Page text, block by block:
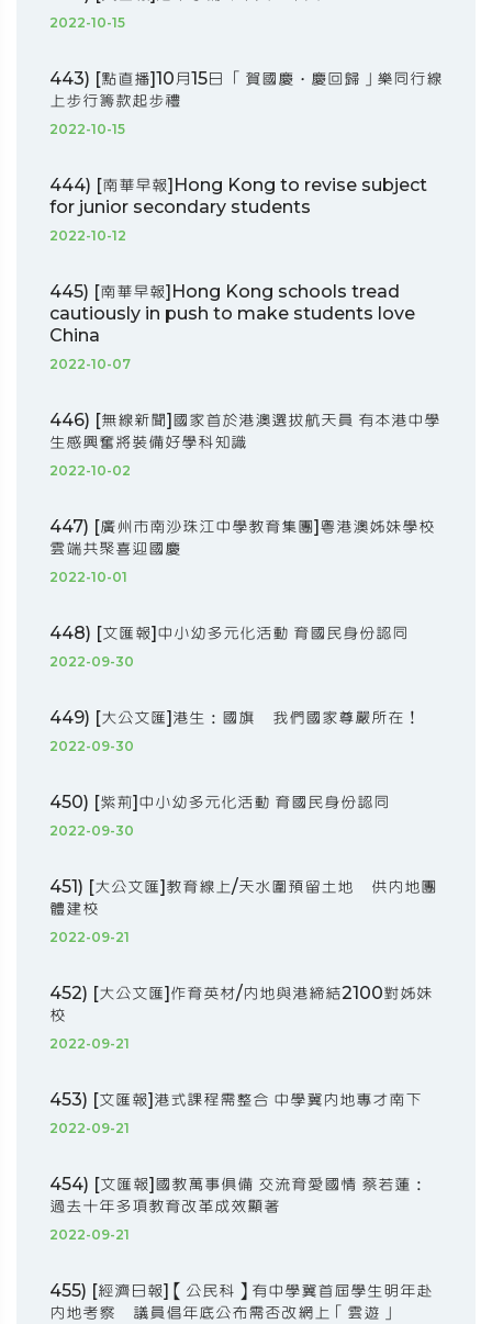
2022-10-15
443) [點直播]10月15日 「賀國慶‧慶回歸」樂同行線
上步行籌款起步禮
2022-10-15
444) [南華早報]Hong Kong to revise subject
for junior secondary students
2022-10-12
445) [南華早報]Hong Kong schools tread
cautiously in push to make students love
China
2022-10-07
446) [無線新聞]國家首於港澳選拔航天員 有本港中學
生感興奮將裝備好學科知識
2022-10-02
447) [廣州市南沙珠江中學教育集團]粵港澳姊妹學校
雲端共聚喜迎國慶
2022-10-01
448) [文匯報]中小幼多元化活動 育國民身份認同
2022-09-30
449) [大公文匯]港生：國旗 我們國家尊嚴所在！
2022-09-30
450) [紫荊]中小幼多元化活動 育國民身份認同
2022-09-30
451) [大公文匯]教育線上/天水圍預留土地 供內地團
體建校
2022-09-21
452) [大公文匯]作育英材/內地與港締結2100對姊妹
校
2022-09-21
453) [文匯報]港式課程需整合 中學冀內地專才南下
2022-09-21
454) [文匯報]國教萬事俱備 交流育愛國情 蔡若蓮：
過去十年多項教育改革成效顯著
2022-09-21
455) [經濟日報]【公民科】有中學冀首屆學生明年赴
內地考察 議員倡年底公布需否改網上「雲遊」